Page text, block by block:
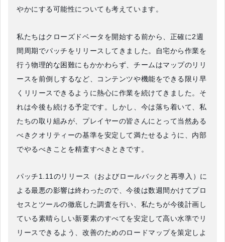
やかにする可能性についても考えています。
私たちはクローズドベータを開始する前から、正確に2週
間周期でパッチをリリースしてきました。自宅から作業を
行う物理的な困難にもかかわらず、チームはマップのリリ
ースを前倒しするなど、コンテンツや機能をできる限り早
くリリースできるように熱心に作業を続けてきました。そ
れは今後も続ける予定です。しかし、今は落ち着いて、私
たちの取り組みが、プレイヤーの皆さんにとって当然ある
べきクオリティーの基準を安定して満たせるように、内部
でやるべきことを精査すべきときです。
パッチ1.11のリリース（およびロールバックと再導入）に
よる最悪の影響は終わったので、今後は数週間かけてプロ
セスとツールの徹底した調査を行い、私たちが今後計画し
ている素晴らしい新要素のすべてを安定して高い水準でリ
リースできるよう、改善のためのロードマップを策定しよ